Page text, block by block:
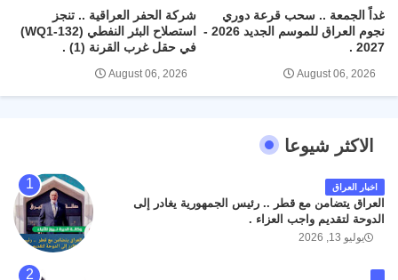
غداً الجمعة .. سحب قرعة دوري
نجوم العراق للموسم الجديد 2026 -
2027 .
August 06, 2026
شركة الحفر العراقية .. تنجز
استصلاح البئر النفطي (WQ1-132)
في حقل غرب القرنة (1) .
August 06, 2026
الاكثر شيوعا
اخبار العراق
العراق يتضامن مع قطر .. رئيس الجمهورية يغادر إلى
الدوحة لتقديم واجب العزاء .
يوليو 13, 2026